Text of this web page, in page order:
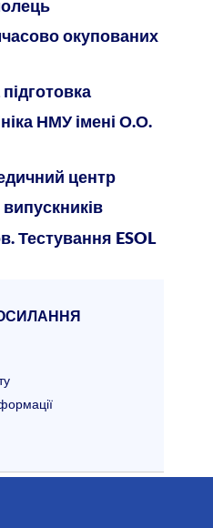
окупованих
НМУ імені О.О.
центр
Тестування ESOL